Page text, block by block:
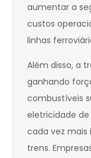
aumentar a
custos
linhas
Além disso, a
ganhando
combustíveis
eletricidade
cada vez mais
trens.